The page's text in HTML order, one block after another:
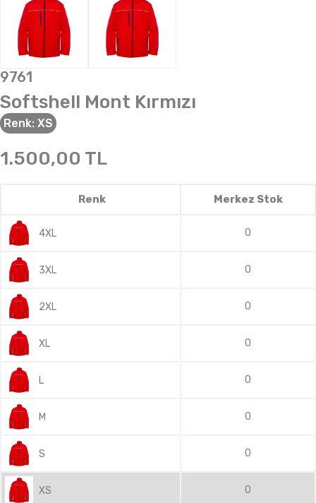
9761
Softshell Mont Kırmızı
Renk: XS
1.500,00 TL
Renk Merkez Stok
4XL 0
3XL 0
2XL 0
XL 0
L 0
M 0
S 0
XS 0